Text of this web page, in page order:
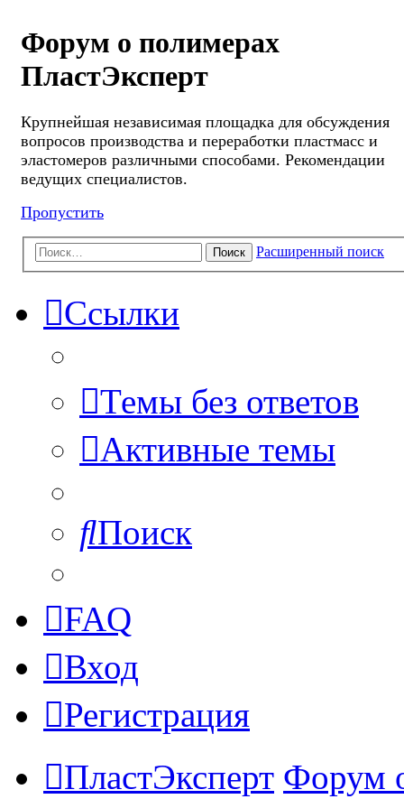
Форум о полимерах
ПластЭксперт
Крупнейшая независимая площадка для обсуждения
вопросов производства и переработки пластмасс и
эластомеров различными способами. Рекомендации
ведущих специалистов.
Пропустить
Поиск Расширенный поиск
Ссылки
Темы без ответов
Активные темы
Поиск
FAQ
Вход
Регистрация
ПластЭксперт Форум